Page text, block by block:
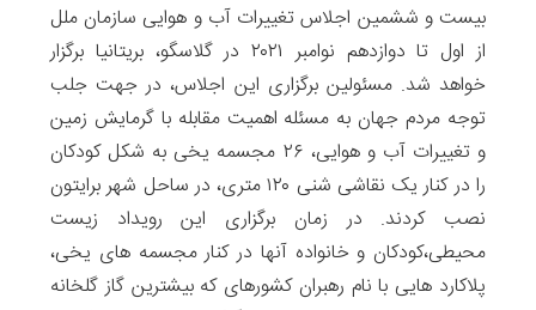
بیست و ششمین اجلاس تغییرات آب و هوایی سازمان ملل
از اول تا دوازدهم نوامبر ۲۰۲۱ در گلاسگو، بریتانیا برگزار
خواهد شد. مسئولین برگزاری این اجلاس، در جهت جلب
توجه مردم جهان به مسئله اهمیت مقابله با گرمایش زمین
و تغییرات آب و هوایی، ۲۶ مجسمه یخی به شکل کودکان
را در کنار یک نقاشی شنی ۱۲۰ متری، در ساحل شهر برایتون
نصب کردند. در زمان برگزاری این رویداد زیست
محیطی،کودکان و خانواده آنها در کنار مجسمه های یخی،
پلاکارد هایی با نام رهبران کشورهای که بیشترین گاز گلخانه